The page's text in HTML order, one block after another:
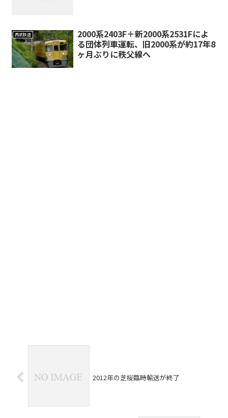
西武鉄道
2000系2403F＋新2000系2531Fによ
る団体列車運転、旧2000系が約17年8
ヶ月ぶりに秩父線へ
2012年の芝桜臨時輸送が終了